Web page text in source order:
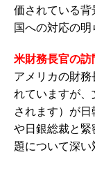
価されている
国への対応の明
米財務長官の
アメリカの財
れていますが、
されます）が
や日銀総裁と緊
題について深い